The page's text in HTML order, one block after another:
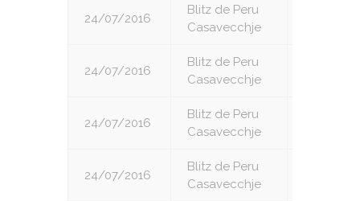
24/07/2016
Blitz de Peru
Casavecchje
24/07/2016
Blitz de Peru
Casavecchje
24/07/2016
Blitz de Peru
Casavecchje
24/07/2016
Blitz de Peru
Casavecchje